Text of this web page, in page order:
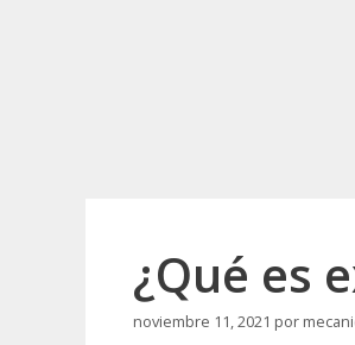
¿Qué es
noviembre 11, 2021 por